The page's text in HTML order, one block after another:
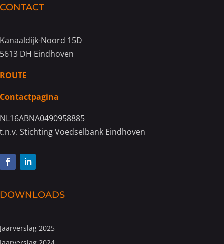
CONTACT
Kanaaldijk-Noord 15D
5613 DH Eindhoven
ROUTE
Contactpagina
NL16ABNA0490958885
t.n.v. Stichting Voedselbank Eindhoven
DOWNLOADS
Jaarverslag 2025